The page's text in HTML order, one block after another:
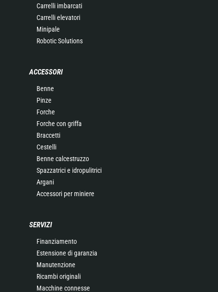
Carrelli imbarcati
Carrelli elevatori
Minipale
Robotic Solutions
ACCESSORI
Benne
Pinze
Forche
Forche con griffa
Braccetti
Cestelli
Benne calcestruzzo
Spazzatrici e idropulitrici
Argani
Accessori per miniere
SERVIZI
Finanziamento
Estensione di garanzia
Manutenzione
Ricambi originali
Macchine connesse